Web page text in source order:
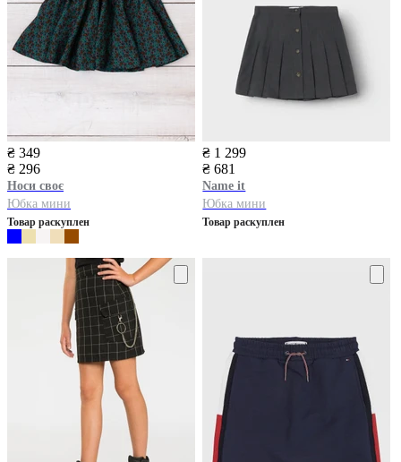
₴ 349
₴ 296
Носи своє
Юбка мини
Товар раскуплен
₴ 1 299
₴ 681
Name it
Юбка мини
Товар раскуплен